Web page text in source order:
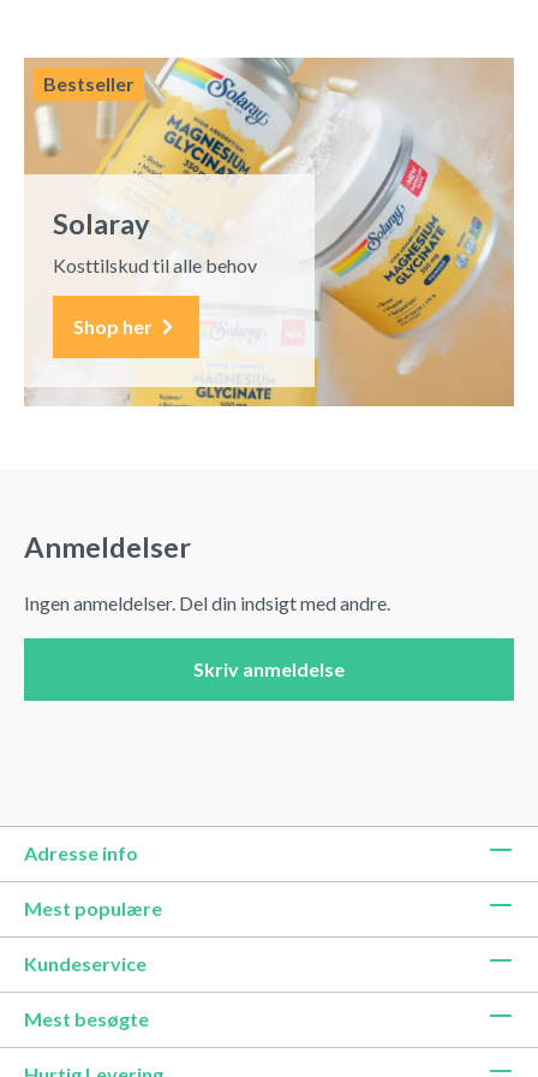
Bestseller
Solaray
Kosttilskud til alle behov
Shop her
Anmeldelser
Ingen anmeldelser. Del din indsigt med andre.
Skriv anmeldelse
Adresse info
Mest populære
Kundeservice
Mest besøgte